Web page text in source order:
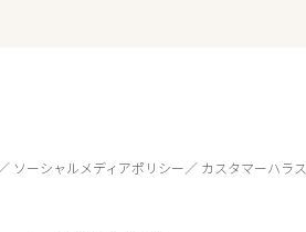
ソーシャルメディアポリシー
カスタマーハラス